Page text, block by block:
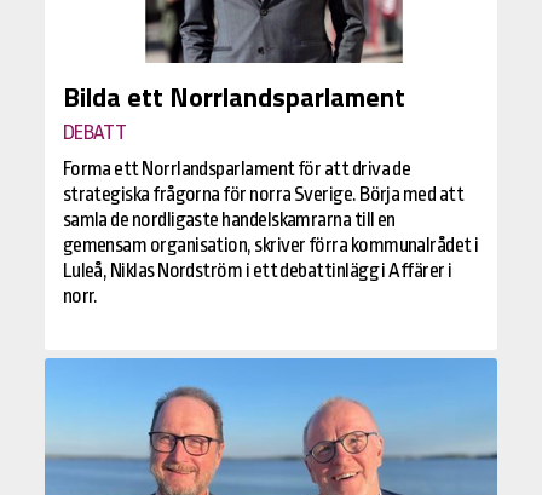
Bilda ett Norrlandsparlament
DEBATT
Forma ett Norrlandsparlament för att driva de
strategiska frågorna för norra Sverige. Börja med att
samla de nordligaste handelskamrarna till en
gemensam organisation, skriver förra kommunalrådet i
Luleå, Niklas Nordström i ett debattinlägg i Affärer i
norr.